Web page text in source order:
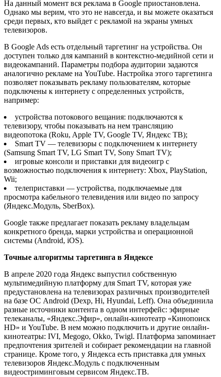
На данный момент вся реклама в Google приостановлена.
Однако мы верим, что это не навсегда, и вы можете оказаться
среди первых, кто выйдет с рекламой на экраны умных
телевизоров.
В Google Ads есть отдельный таргетинг на устройства. Он
доступен только для кампаний в контекстно-медийной сети и
видеокампаний. Параметры подбора аудитории задаются
аналогично рекламе на YouTube. Настройка этого таргетинга
позволяет показывать рекламу пользователям, которые
подключены к интернету с определенных устройств,
например:
устройства потокового вещания: подключаются к
телевизору, чтобы показывать на нем трансляцию
видеопотока (Roku, Apple TV, Google TV, Яндекс ТВ);
Smart TV — телевизоры с подключением к интернету
(Samsung Smart TV, LG Smart TV, Sony Smart TV);
игровые консоли и приставки для видеоигр с
возможностью подключения к интернету: Xbox, PlayStation,
Wii;
телеприставки — устройства, подключаемые для
просмотра кабельного телевидения или видео по запросу
(Яндекс.Модуль, SberBox).
Google также предлагает показать рекламу владельцам
конкретного бренда, марки устройства и операционной
системы (Android, iOS).
Точные алгоритмы таргетинга в Яндексе
В апреле 2020 года Яндекс выпустил собственную
мультимедийную платформу для Smart TV, которая уже
предустановлена на телевизорах различных производителей
на базе ОС Android (Dexp, Hi, Hyundai, Leff). Она объединила
разные источники контента в одном интерфейс: эфирные
телеканалы, «Яндекс.Эфир», онлайн-кинотеатр «Кинопоиск
HD» и YouTube. В нем можно подключить и другие онлайн-
кинотеатры: IVI, Megogo, Okko, Twigl. Платформа запоминает
предпочтения зрителей и собирает рекомендации на главной
странице. Кроме того, у Яндекса есть приставка для умных
телевизоров Яндекс.Модуль с подключенным
видеостриминговым сервисом Яндекс.ТВ.